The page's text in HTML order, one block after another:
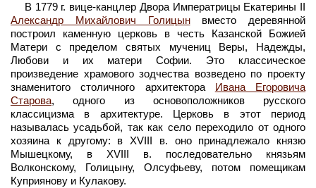
В 1779 г. вице-канцлер Двора Императрицы Екатерины II
Александр Михайлович Голицынвместо деревянной
построил каменную церковь в честь Казанской Божией
Матери с пределом святых мучениц Веры, Надежды,
Любови и их матери Софии. Это классическое
произведение храмового зодчества возведено по проекту
знаменитого столичного архитектора Ивана Егоровича
Старова, одного из основоположников русского
классицизма в архитектуре. Церковь в этот период
называлась усадьбой, так как село переходило от одного
хозяина к другому: в XVIII в. оно принадлежало князю
Мышецкому, в XVIII в. последовательно князьям
Волконскому, Голицыну, Олсуфьеву, потом помещикам
Куприянову и Кулакову.